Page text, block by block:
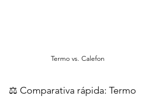
Termo vs. Calefon
⚖️ Comparativa rápida: Termo